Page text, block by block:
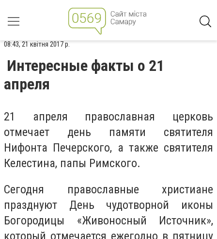
08:43, 21 квітня 2017 р.
Интересные факты о 21
апреля
21 апреля православная церковь
отмечает день памяти святителя
Нифонта Печерского, а также святителя
Келестина, папы Римского.
Сегодня православные христиане
празднуют День чудотворной иконы
Богородицы «Живоносный Источник»,
который отмечается ежегодно в пятницу